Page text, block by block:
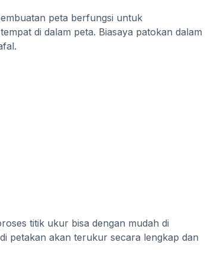
peta berfungsi untuk
di dalam peta. Biasaya patokan dalam
titik ukur bisa dengan mudah di
petakan akan terukur secara lengkap dan